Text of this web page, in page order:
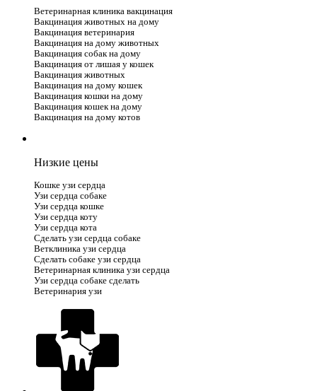
Ветеринарная клиника вакцинация
Вакцинация животных на дому
Вакцинация ветеринария
Вакцинация на дому животных
Вакцинация собак на дому
Вакцинация от лишая у кошек
Вакцинация животных
Вакцинация на дому кошек
Вакцинация кошки на дому
Вакцинация кошек на дому
Вакцинация на дому котов
Низкие цены
Кошке узи сердца
Узи сердца собаке
Узи сердца кошке
Узи сердца коту
Узи сердца кота
Сделать узи сердца собаке
Ветклиника узи сердца
Сделать собаке узи сердца
Ветеринарная клиника узи сердца
Узи сердца собаке сделать
Ветеринария узи